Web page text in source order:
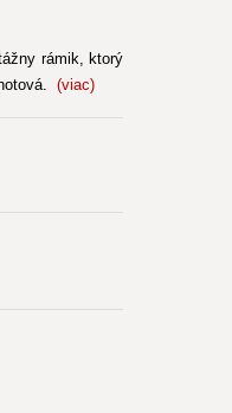
rámik, ktorý
(viac)